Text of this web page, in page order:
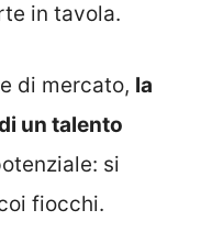
in tavola.
di mercato, la
un talento
si
fiocchi.